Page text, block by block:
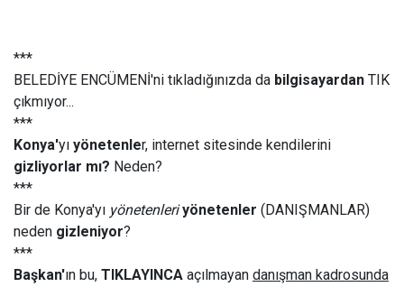
***
BELEDİYE ENCÜMENİ'ni tıkladığınızda da bilgisayardan TIK
çıkmıyor...
***
Konya'yı yönetenler, internet sitesinde kendilerini
gizliyorlar mı? Neden?
***
Bir de Konya'yı yönetenleri yönetenler (DANIŞMANLAR)
neden gizleniyor?
***
Başkan'ın bu, TIKLAYINCA açılmayan danışman kadrosunda